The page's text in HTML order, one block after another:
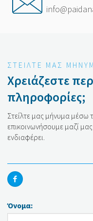
ΣΤΕΙΛΤΕ ΜΑΣ
Χρειάζεστε
πληροφορίες;
Στείλτε μας μήνυμα μέσω
επικοινωνήσουμε μαζί
ενδιαφέρει.
Όνομα: